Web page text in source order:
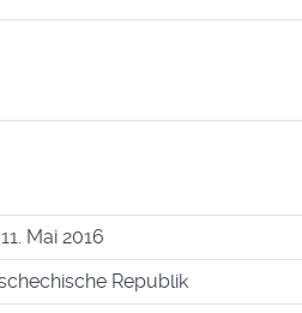
Mai 2016
Republik